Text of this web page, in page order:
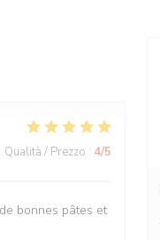
Qualità / Prezzo : 4/5
bonnes pâtes et